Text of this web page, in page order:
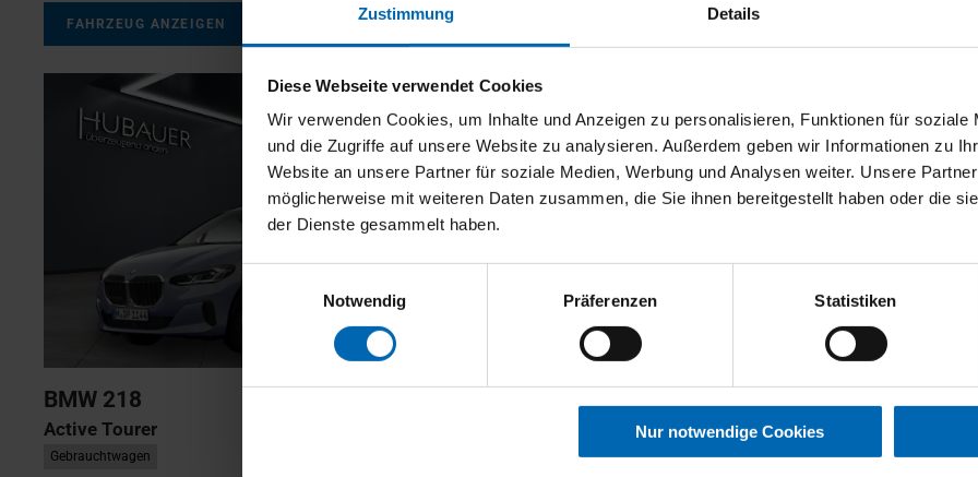
Zustimmung Details
Diese Webseite verwendet Cookies
Wir verwenden Cookies, um Inhalte und Anzeigen zu personalisieren, Funktionen für soziale
und die Zugriffe auf unsere Website zu analysieren. Außerdem geben wir Informationen zu
Website an unsere Partner für soziale Medien, Werbung und Analysen weiter. Unsere
möglicherweise mit weiteren Daten zusammen, die Sie ihnen bereitgestellt haben oder die
der Dienste gesammelt haben.
Notwendig
Präferenzen Statistiken
Nur notwendige Cookies
FAHRZEUG ANZEIGEN
BMW 218
Active Tourer
Gebrauchtwagen
218
Gebrauchtwagen